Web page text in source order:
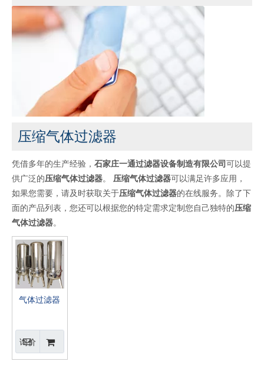
压缩气体过滤器
凭借多年的生产经验， 石家庄一通过滤器设备制造有限公司 可以提
供广泛的压缩气体过滤器。 压缩气体过滤器可以满足许多应用，
如果您需要，请及时获取关于压缩气体过滤器的在线服务。除了下
面的产品列表，您还可以根据您的特定需求定制您自己独特的压缩
气体过滤器。
气体过滤器
询价